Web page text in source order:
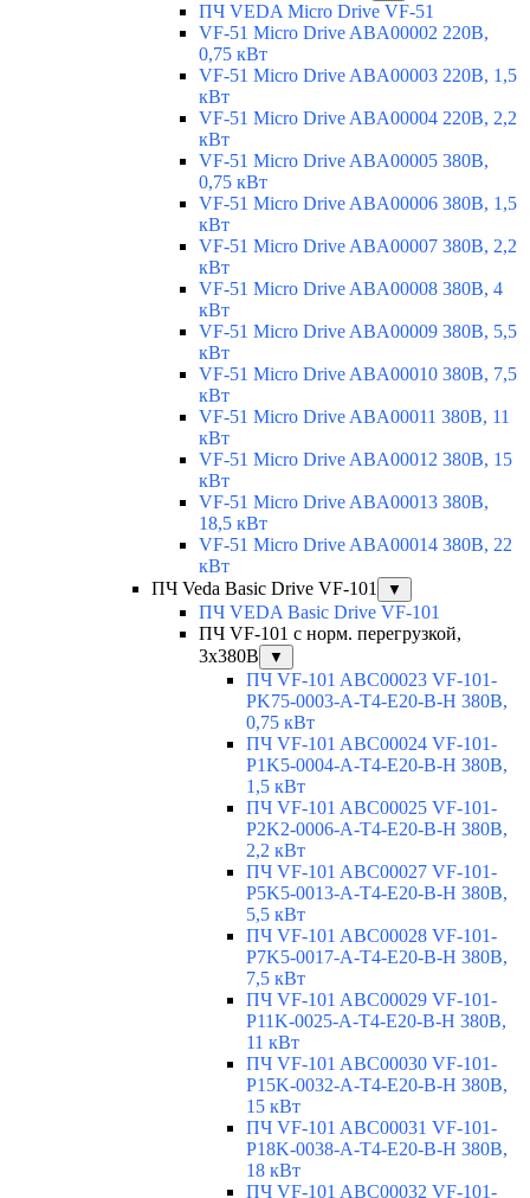
ПЧ VEDA Micro Drive VF-51
VF-51 Micro Drive ABA00002 220В,
0,75 кВт
VF-51 Micro Drive ABA00003 220В, 1,5
кВт
VF-51 Micro Drive ABA00004 220В, 2,2
кВт
VF-51 Micro Drive ABA00005 380В,
0,75 кВт
VF-51 Micro Drive ABA00006 380В, 1,5
кВт
VF-51 Micro Drive ABA00007 380В, 2,2
кВт
VF-51 Micro Drive ABA00008 380В, 4
кВт
VF-51 Micro Drive ABA00009 380В, 5,5
кВт
VF-51 Micro Drive ABA00010 380В, 7,5
кВт
VF-51 Micro Drive ABA00011 380В, 11
кВт
VF-51 Micro Drive ABA00012 380В, 15
кВт
VF-51 Micro Drive ABA00013 380В,
18,5 кВт
VF-51 Micro Drive ABA00014 380В, 22
кВт
ПЧ Veda Basic Drive VF-101
▼
ПЧ VEDA Basic Drive VF-101
ПЧ VF-101 с норм. перегрузкой,
3х380В
▼
ПЧ VF-101 ABC00023 VF-101-
PK75-0003-A-T4-E20-B-H 380В,
0,75 кВт
ПЧ VF-101 ABC00024 VF-101-
P1K5-0004-A-T4-E20-B-H 380В,
1,5 кВт
ПЧ VF-101 ABC00025 VF-101-
P2K2-0006-A-T4-E20-B-H 380В,
2,2 кВт
ПЧ VF-101 ABC00027 VF-101-
P5K5-0013-A-T4-E20-B-H 380В,
5,5 кВт
ПЧ VF-101 ABC00028 VF-101-
P7K5-0017-A-T4-E20-B-H 380В,
7,5 кВт
ПЧ VF-101 ABC00029 VF-101-
P11K-0025-A-T4-E20-B-H 380В,
11 кВт
ПЧ VF-101 ABC00030 VF-101-
P15K-0032-A-T4-E20-B-H 380В,
15 кВт
ПЧ VF-101 ABC00031 VF-101-
P18K-0038-A-T4-E20-B-H 380В,
18 кВт
ПЧ VF-101 ABC00032 VF-101-